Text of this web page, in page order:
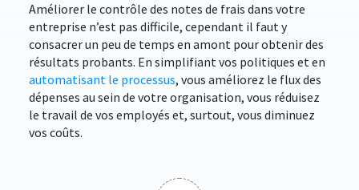
Améliorer le contrôle des notes de frais dans votre
entreprise n’est pas difficile, cependant il faut y
consacrer un peu de temps en amont pour obtenir des
résultats probants. En simplifiant vos politiques et en
automatisant le processus, vous améliorez le flux des
dépenses au sein de votre organisation, vous réduisez
le travail de vos employés et, surtout, vous diminuez
vos coûts.